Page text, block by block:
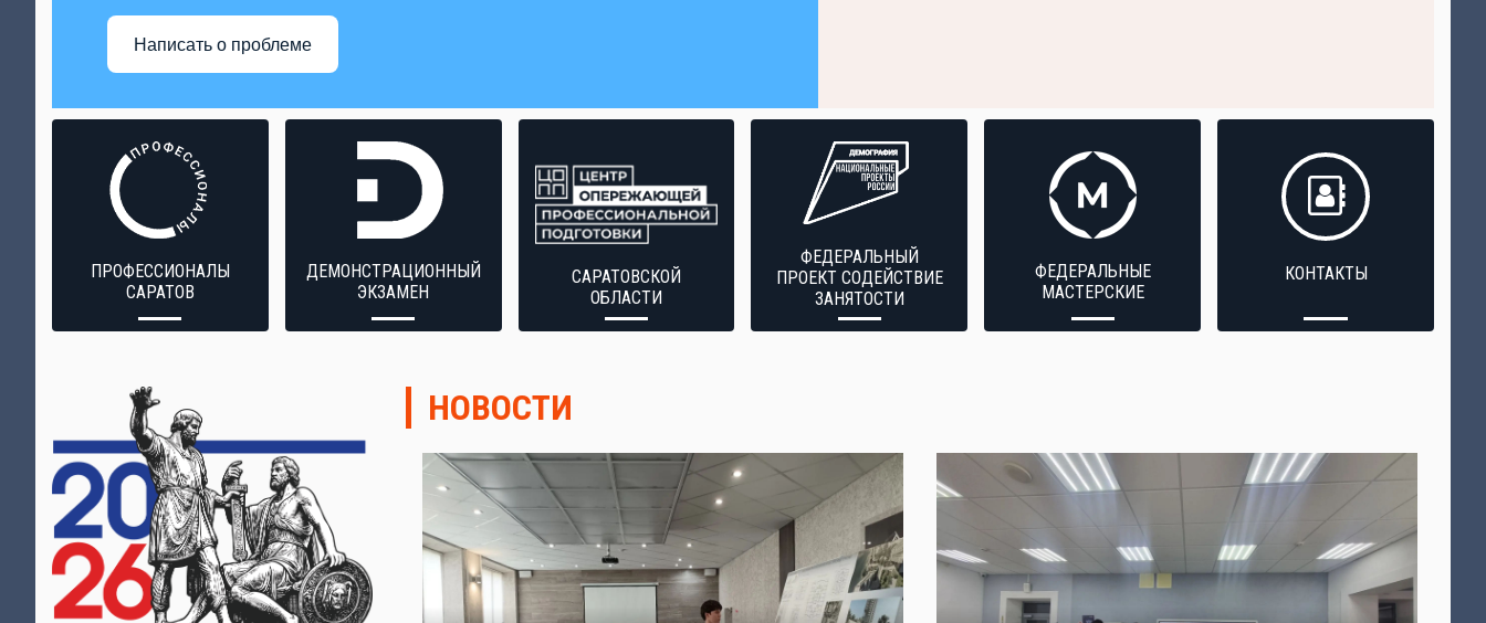
Написать о проблеме
ПРОФЕССИОНАЛЫ
САРАТОВ
ДЕМОНСТРАЦИОННЫЙ
ЭКЗАМЕН
САРАТОВСКОЙ
ОБЛАСТИ
ФЕДЕРАЛЬНЫЙ
ПРОЕКТ СОДЕЙСТВИЕ
ЗАНЯТОСТИ
ФЕДЕРАЛЬНЫЕ
МАСТЕРСКИЕ
КОНТАКТЫ
НОВОСТИ